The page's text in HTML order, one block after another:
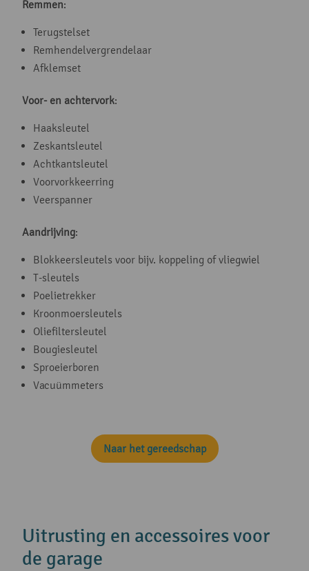
Remmen:
Terugstelset
Remhendelvergrendelaar
Afklemset
Voor- en achtervork:
Haaksleutel
Zeskantsleutel
Achtkantsleutel
Voorvorkkeerring
Veerspanner
Aandrijving:
Blokkeersleutels voor bijv. koppeling of vliegwiel
T-sleutels
Poelietrekker
Kroonmoersleutels
Oliefiltersleutel
Bougiesleutel
Sproeierboren
Vacuümmeters
Naar het gereedschap
Uitrusting en accessoires voor
de garage